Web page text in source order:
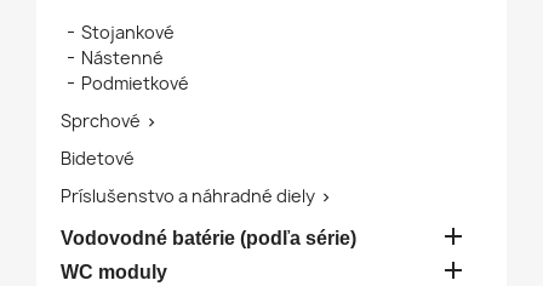
Stojankové
Nástenné
Podmietkové
Sprchové 
Bidetové
Príslušenstvo a náhradné diely 
Vodovodné batérie (podľa série) 
WC moduly 